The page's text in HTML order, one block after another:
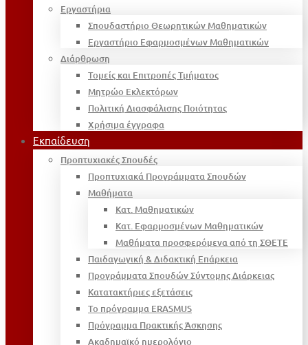
Εργαστήρια
Σπουδαστήριο Θεωρητικών Μαθηματικών
Εργαστήριο Εφαρμοσμένων Μαθηματικών
Διάρθρωση
Τομείς και Επιτροπές Τμήματος
Μητρώο Εκλεκτόρων
Πολιτική Διασφάλισης Ποιότητας
Χρήσιμα έγγραφα
Εκπαίδευση
Προπτυχιακές Σπουδές
Προπτυχιακά Προγράμματα Σπουδών
Μαθήματα
Κατ. Μαθηματικών
Κατ. Εφαρμοσμένων Μαθηματικών
Μαθήματα προσφερόμενα από τη ΣΘΕΤΕ
Παιδαγωγική & Διδακτική Επάρκεια
Προγράμματα Σπουδών Σύντομης Διάρκειας
Κατατακτήριες εξετάσεις
Το πρόγραμμα ERASMUS
Πρόγραμμα Πρακτικής Άσκησης
Ακαδημαϊκό ημερολόγιο